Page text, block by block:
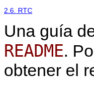
2.6. RTC
Una guía
README.
obtener el